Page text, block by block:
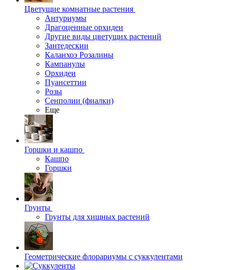
Цветущие комнатные растения
Антуриумы
Драгоценные орхидеи
Другие виды цветущих растений
Зантедескии
Каланхоэ Розалины
Кампанулы
Орхидеи
Пуансеттии
Розы
Сенполии (фиалки)
Еще
Горшки и кашпо
Кашпо
Горшки
Грунты
Грунты для хищных растений
Геометрические флорариумы с суккулентами